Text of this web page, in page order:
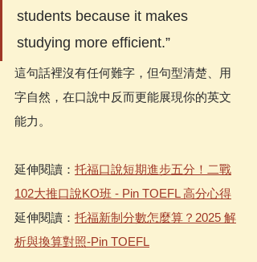
students because it makes
studying more efficient.”
這句話裡沒有任何難字，但句型清楚、用
字自然，在口說中反而更能展現你的英文
能力。
延伸閱讀： 托福口說短期進步五分！二戰
102大推口說KO班 - Pin TOEFL 高分心得
延伸閱讀： 托福新制分數怎麼算？2025 解
析與換算對照-Pin TOEFL